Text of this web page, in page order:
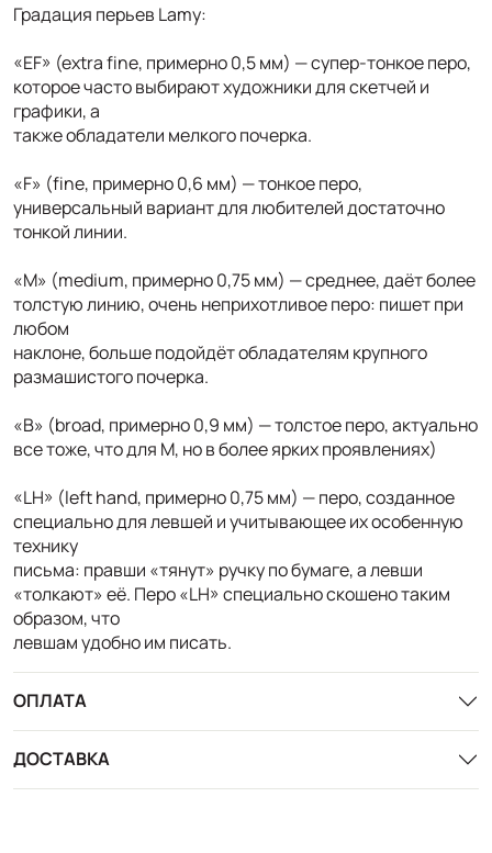
Градация перьев Lamy:
«EF» (extra fine, примерно 0,5 мм) — супер-тонкое перо,
которое часто выбирают художники для скетчей и
графики, а
также обладатели мелкого почерка.
«F» (fine, примерно 0,6 мм) — тонкое перо,
универсальный вариант для любителей достаточно
тонкой линии.
«M» (medium, примерно 0,75 мм) — среднее, даёт более
толстую линию, очень неприхотливое перо: пишет при
любом
наклоне, больше подойдёт обладателям крупного
размашистого почерка.
«B» (broad, примерно 0,9 мм) — толстое перо, актуально
все тоже, что для M, но в более ярких проявлениях)
«LH» (left hand, примерно 0,75 мм) — перо, созданное
специально для левшей и учитывающее их особенную
технику
письма: правши «тянут» ручку по бумаге, а левши
«толкают» её. Перо «LH» специально скошено таким
образом, что
левшам удобно им писать.
ОПЛАТА
ДОСТАВКА